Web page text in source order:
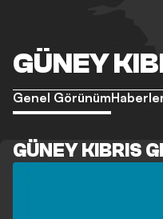
GÜNEY
Genel Görünüm
GÜNEY KIBRIS